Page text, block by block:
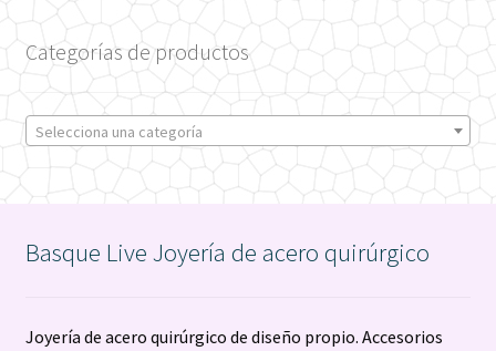
Categorías de productos
Selecciona una categoría
Basque Live Joyería de acero quirúrgico
Joyería de acero quirúrgico de diseño propio. Accesorios